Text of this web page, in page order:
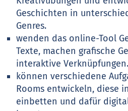
Geschichten in
Genres.
wenden das online-Tool
Texte, machen grafische
interaktive Verknüpfungen.
können verschiedene
Rooms entwickeln, diese
einbetten und dafür